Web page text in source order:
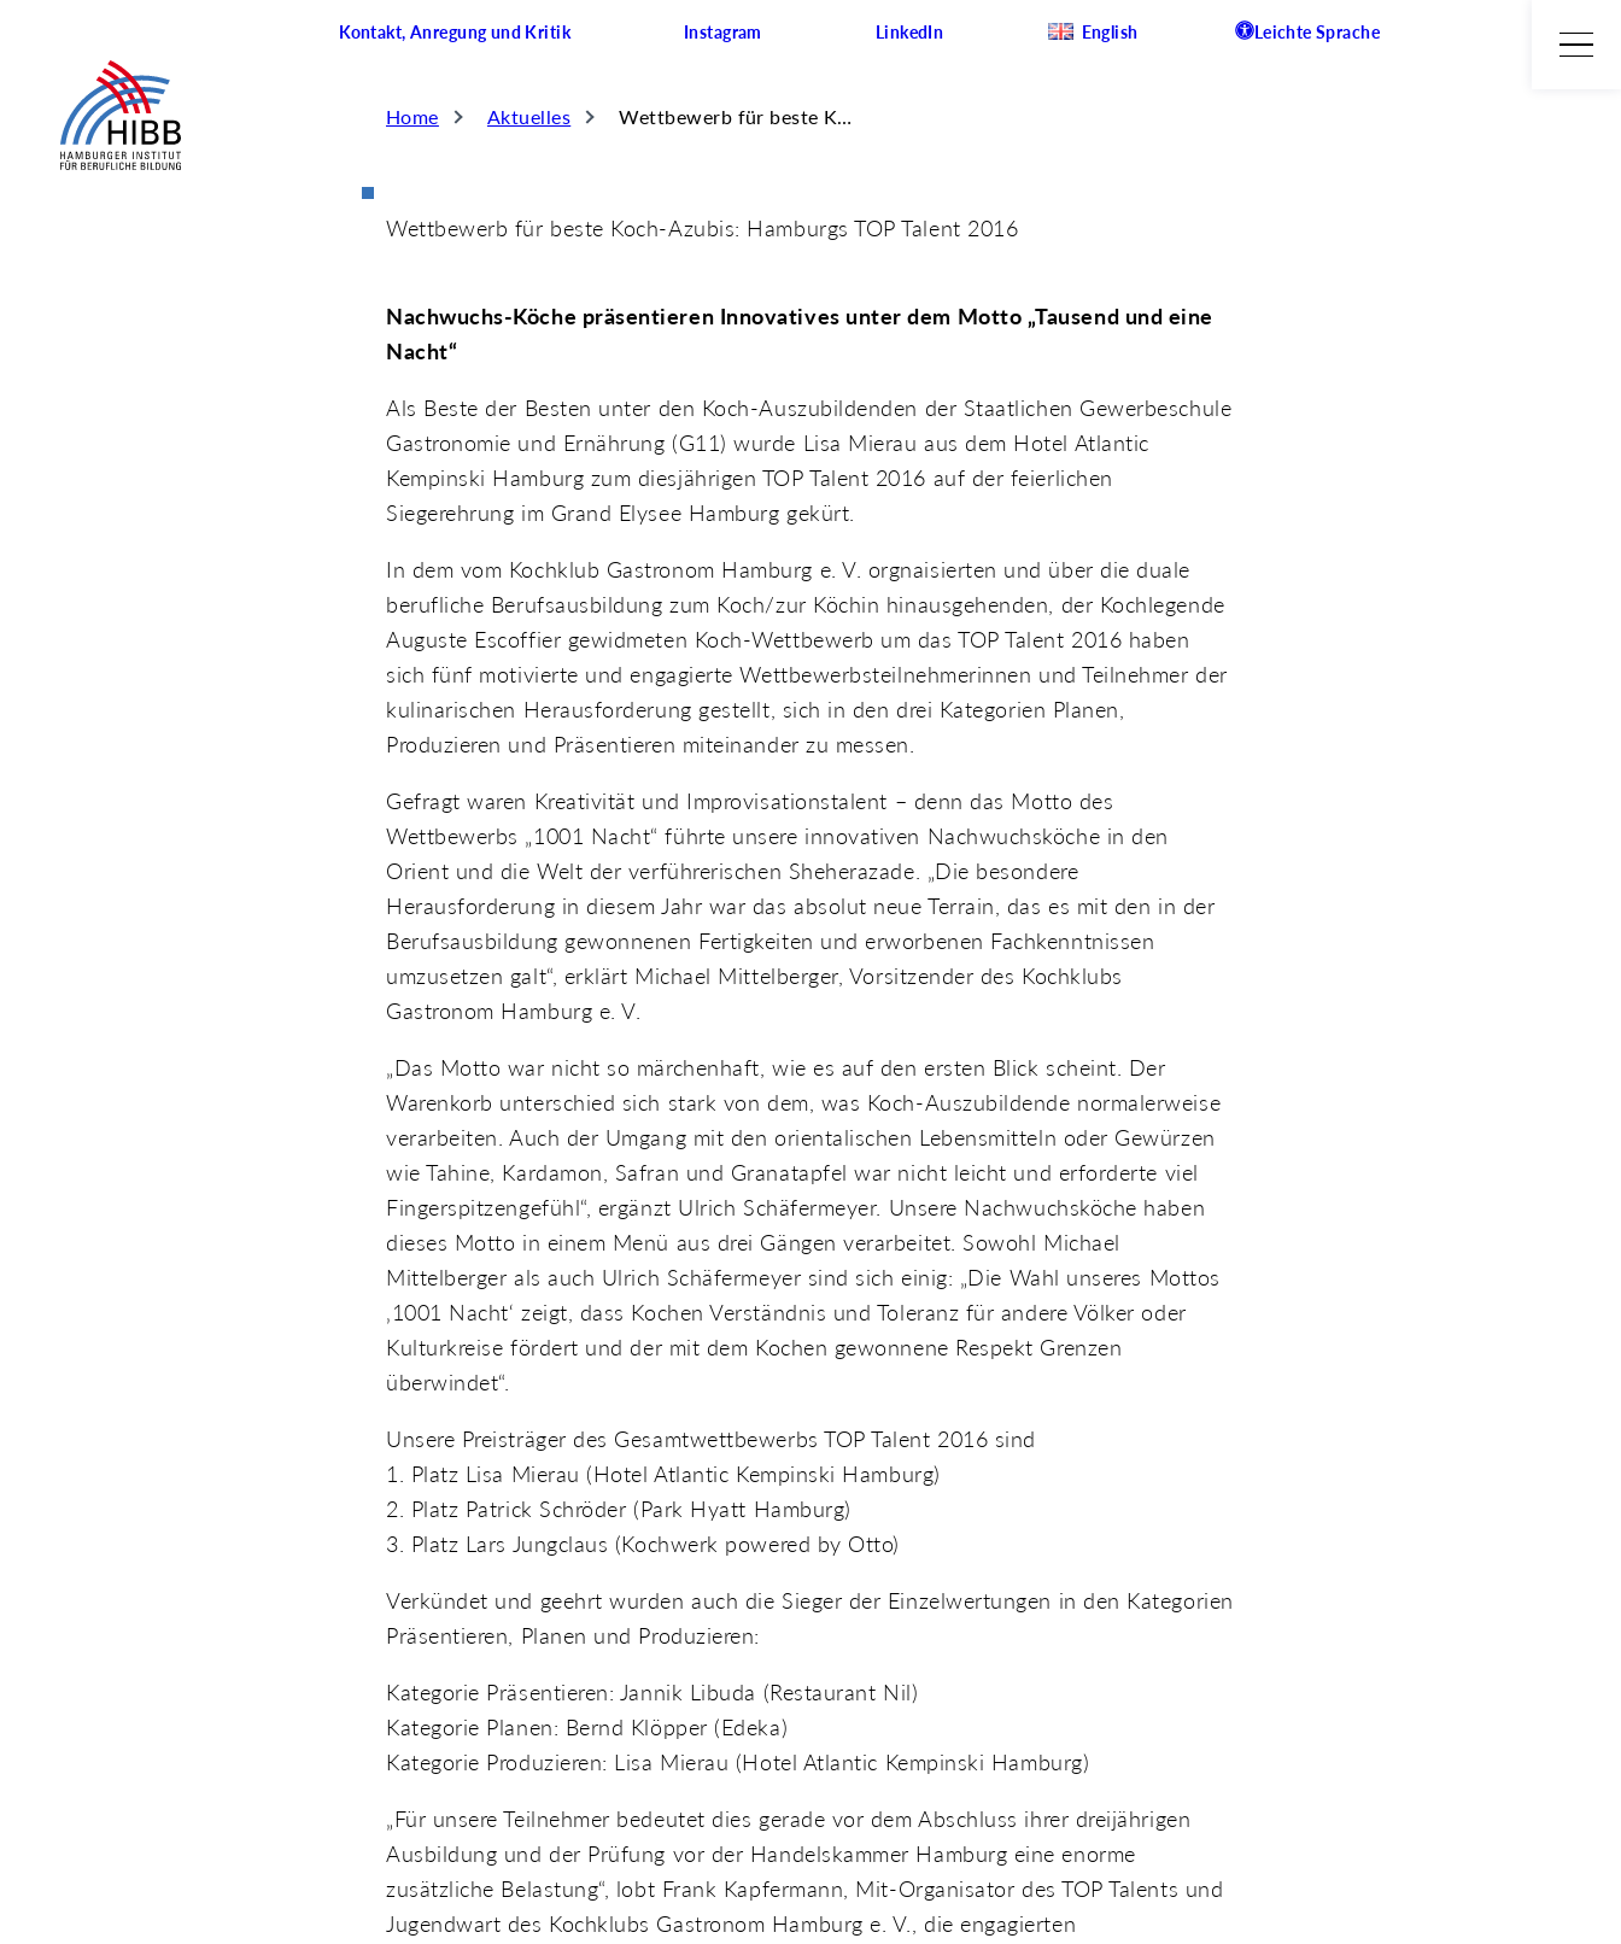
Kontakt, Anregung und Kritik Instagram LinkedIn English Leichte Sprache
Home Aktuelles Wettbewerb für beste Koch-Azubis: Hamburgs TOP Talent 2016
Wettbewerb für beste Koch-Azubis: Hamburgs TOP Talent 2016
Nachwuchs-Köche präsentieren Innovatives unter dem Motto „Tausend und eine
Nacht“
Als Beste der Besten unter den Koch-Auszubildenden der Staatlichen Gewerbeschule
Gastronomie und Ernährung (G11) wurde Lisa Mierau aus dem Hotel Atlantic
Kempinski Hamburg zum diesjährigen TOP Talent 2016 auf der feierlichen
Siegerehrung im Grand Elysee Hamburg gekürt.
In dem vom Kochklub Gastronom Hamburg e. V. orgnaisierten und über die duale
berufliche Berufsausbildung zum Koch/zur Köchin hinausgehenden, der Kochlegende
Auguste Escoffier gewidmeten Koch-Wettbewerb um das TOP Talent 2016 haben
sich fünf motivierte und engagierte Wettbewerbsteilnehmerinnen und Teilnehmer der
kulinarischen Herausforderung gestellt, sich in den drei Kategorien Planen,
Produzieren und Präsentieren miteinander zu messen.
Gefragt waren Kreativität und Improvisationstalent – denn das Motto des
Wettbewerbs „1001 Nacht“ führte unsere innovativen Nachwuchsköche in den
Orient und die Welt der verführerischen Sheherazade. „Die besondere
Herausforderung in diesem Jahr war das absolut neue Terrain, das es mit den in der
Berufsausbildung gewonnenen Fertigkeiten und erworbenen Fachkenntnissen
umzusetzen galt“, erklärt Michael Mittelberger, Vorsitzender des Kochklubs
Gastronom Hamburg e. V.
„Das Motto war nicht so märchenhaft, wie es auf den ersten Blick scheint. Der
Warenkorb unterschied sich stark von dem, was Koch-Auszubildende normalerweise
verarbeiten. Auch der Umgang mit den orientalischen Lebensmitteln oder Gewürzen
wie Tahine, Kardamon, Safran und Granatapfel war nicht leicht und erforderte viel
Fingerspitzengefühl“, ergänzt Ulrich Schäfermeyer. Unsere Nachwuchsköche haben
dieses Motto in einem Menü aus drei Gängen verarbeitet. Sowohl Michael
Mittelberger als auch Ulrich Schäfermeyer sind sich einig: „Die Wahl unseres Mottos
‚1001 Nacht‘ zeigt, dass Kochen Verständnis und Toleranz für andere Völker oder
Kulturkreise fördert und der mit dem Kochen gewonnene Respekt Grenzen
überwindet“.
Unsere Preisträger des Gesamtwettbewerbs TOP Talent 2016 sind
1. Platz Lisa Mierau (Hotel Atlantic Kempinski Hamburg)
2. Platz Patrick Schröder (Park Hyatt Hamburg)
3. Platz Lars Jungclaus (Kochwerk powered by Otto)
Verkündet und geehrt wurden auch die Sieger der Einzelwertungen in den Kategorien
Präsentieren, Planen und Produzieren:
Kategorie Präsentieren: Jannik Libuda (Restaurant Nil)
Kategorie Planen: Bernd Klöpper (Edeka)
Kategorie Produzieren: Lisa Mierau (Hotel Atlantic Kempinski Hamburg)
„Für unsere Teilnehmer bedeutet dies gerade vor dem Abschluss ihrer dreijährigen
Ausbildung und der Prüfung vor der Handelskammer Hamburg eine enorme
zusätzliche Belastung“, lobt Frank Kapfermann, Mit-Organisator des TOP Talents und
Jugendwart des Kochklubs Gastronom Hamburg e. V., die engagierten